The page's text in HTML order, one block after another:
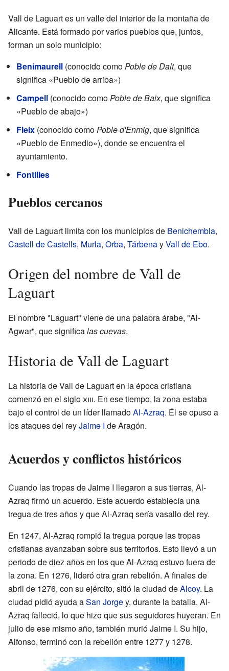
Vall de Laguart es un valle del interior de la montaña de
Alicante. Está formado por varios pueblos que, juntos,
forman un solo municipio:
Benimaurell (conocido comoPoble de Dalt, que
significa «Pueblo de arriba»)
Campell (conocido comoPoble de Baix, que significa
«Pueblo de abajo»)
Fleix (conocido comoPoble d'Enmig, que significa
«Pueblo de Enmedio»), donde se encuentra el
ayuntamiento.
Fontilles
Pueblos cercanos
Vall de Laguart limita con los municipios de Benichembla,
Castell de Castells, Murla, Orba, TárbenayVall de Ebo.
Origen del nombre de Vall de
Laguart
El nombre "Laguart" viene de una palabra árabe, "Al-
Agwar", que significalas cuevas.
Historia de Vall de Laguart
La historia de Vall de Laguart en la época cristiana
comenzó en el sigloxiii. En ese tiempo, la zona estaba
bajo el control de un líder llamadoAl-Azraq. Él se opuso a
los ataques del reyJaime I de Aragón.
Acuerdos y conflictos históricos
Cuando las tropas de Jaime I llegaron a sus tierras, Al-
Azraq firmó un acuerdo. Este acuerdo establecía una
tregua de tres años y que Al-Azraq sería vasallo del rey.
En 1247, Al-Azraq rompió la tregua porque las tropas
cristianas avanzaban sobre sus territorios. Esto llevó a un
periodo de diez años en los que Al-Azraq estuvo fuera de
la zona. En 1276, lideró otra gran rebelión. A finales de
abril de 1276, con su ejército, sitió la ciudad deAlcoy. La
ciudad pidió ayuda aSan Jorgey, durante la batalla, Al-
Azraq falleció, lo que hizo que sus seguidores huyeran. En
julio de ese mismo año, también murió Jaime I. Su hijo,
Alfonso, terminó con la rebelión entre 1277 y 1278.